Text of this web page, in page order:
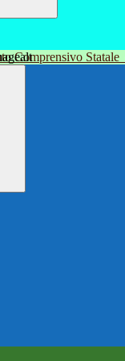
Comprensivo Statale